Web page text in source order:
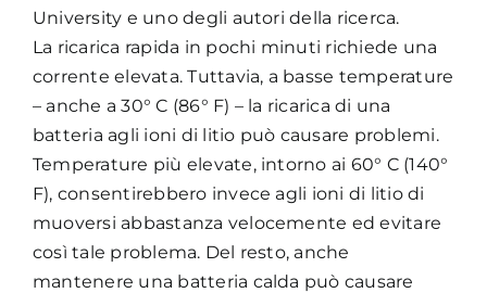
University e uno degli autori della ricerca.
La ricarica rapida in pochi minuti richiede una
corrente elevata. Tuttavia, a basse temperature
– anche a 30° C (86° F) – la ricarica di una
batteria agli ioni di litio può causare problemi.
Temperature più elevate, intorno ai 60° C (140°
F), consentirebbero invece agli ioni di litio di
muoversi abbastanza velocemente ed evitare
così tale problema. Del resto, anche
mantenere una batteria calda può causare